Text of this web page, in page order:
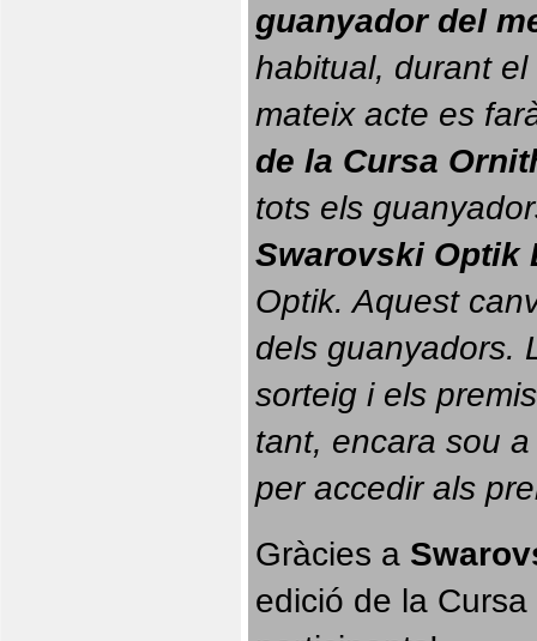
guanyador del
habitual, durant el
mateix acte es
de la Cursa
tots els
Swarovski Optik
Optik. Aquest
dels guanyadors.
sorteig i els
tant, encara sou
per accedir als
Gràcies a
edició de la